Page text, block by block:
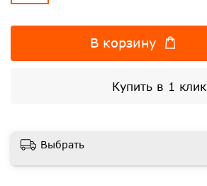
В корзину
Купить в 1 клик
Выбрать